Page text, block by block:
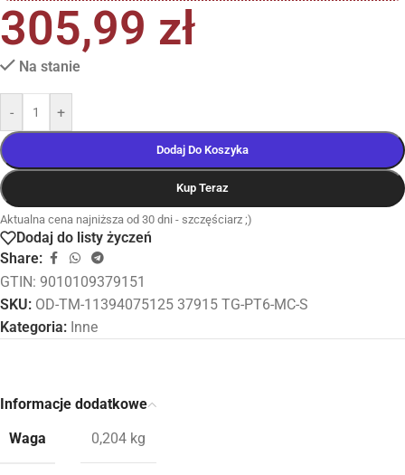
305,99 zł
Na stanie
- +
Dodaj Do Koszyka
Kup Teraz
Aktualna cena najniższa od 30 dni - szczęściarz ;)
Dodaj do listy życzeń
Share:
GTIN: 9010109379151
SKU: OD-TM-11394075125 37915 TG-PT6-MC-S
Kategoria: Inne
Informacje dodatkowe
Waga
0,204 kg